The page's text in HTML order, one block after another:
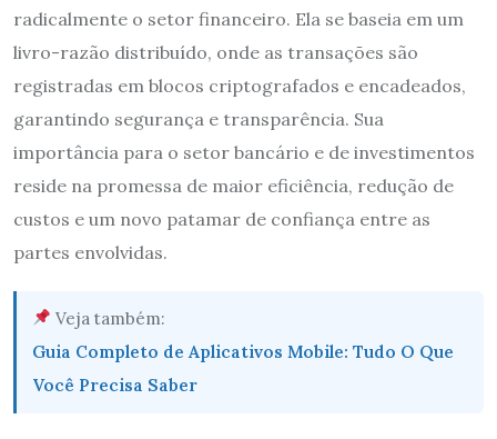
radicalmente o setor financeiro. Ela se baseia em um
livro-razão distribuído, onde as transações são
registradas em blocos criptografados e encadeados,
garantindo segurança e transparência. Sua
importância para o setor bancário e de investimentos
reside na promessa de maior eficiência, redução de
custos e um novo patamar de confiança entre as
partes envolvidas.
Veja também:
Guia Completo de Aplicativos Mobile: Tudo O Que
Você Precisa Saber